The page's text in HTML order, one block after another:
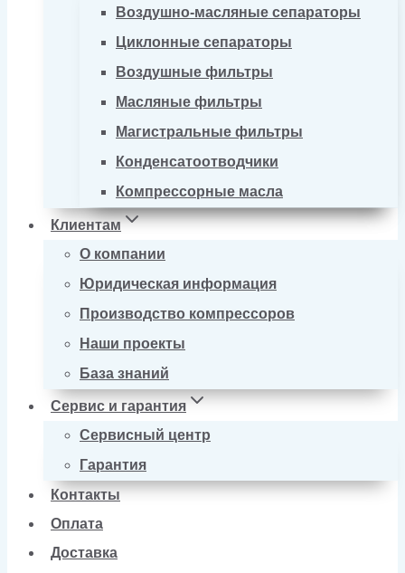
Воздушно-масляные сепараторы
Циклонные сепараторы
Воздушные фильтры
Масляные фильтры
Магистральные фильтры
Конденсатоотводчики
Компрессорные масла
Клиентам
О компании
Юридическая информация
Производство компрессоров
Наши проекты
База знаний
Сервис и гарантия
Сервисный центр
Гарантия
Контакты
Оплата
Доставка